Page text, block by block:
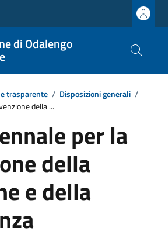
di Odalengo
trasparente / Disposizioni generali /
della ...
per la
della
e della